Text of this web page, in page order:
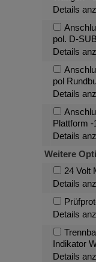
Details
pol. D-
Details
pol
Details
Plattform
Details
Weitere
24 Volt
Details
Details
Indikator
Details